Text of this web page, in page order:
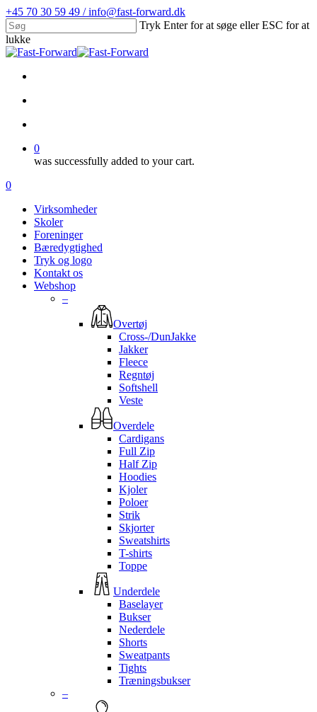
Skip
to
main
content
+45 70 30 59 49 / info@fast-forward.dk
Tryk Enter for at søge eller ESC for at
lukke
Close
0
was successfully added to your cart.
Menu
search
account
0
Virksomheder
Skoler
Foreninger
Bæredygtighed
Tryk og logo
Kontakt os
Webshop
–
Overtøj
Cross-/DunJakke
Jakker
Fleece
Regntøj
Softshell
Veste
Overdele
Cardigans
Full Zip
Half Zip
Hoodies
Kjoler
Poloer
Strik
Skjorter
Sweatshirts
T-shirts
Toppe
Underdele
Baselayer
Bukser
Nederdele
Shorts
Sweatpants
Tights
Træningsbukser
–